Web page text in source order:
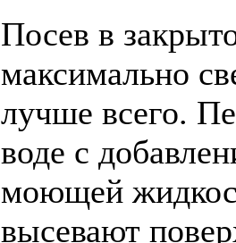
Посев в
максимально
лучше всего.
воде с
моющей
высевают